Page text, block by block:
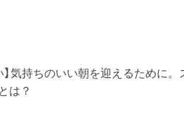
】気持ちのいい朝を迎えるために
は？